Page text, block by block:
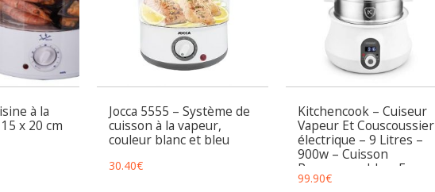
à la
x 20 cm
Jocca 5555 – Système de
cuisson à la vapeur,
couleur blanc et bleu
30.40€
Kitchencook – Cuiseur
Vapeur Et Couscoussier
électrique – 9 Litres –
900w – Cuisson
Programmable – Ecran
Led – Maintien Au Chaud
99.90€